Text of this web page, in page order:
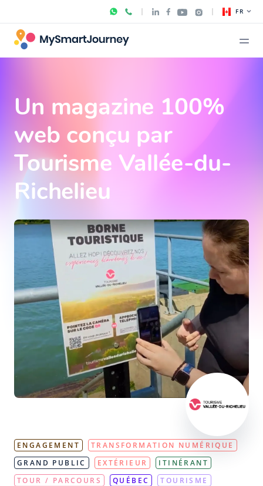
FR
Un magazine 100%
web conçu par
Tourisme Vallée-du-
Richelieu
ENGAGEMENT
TRANSFORMATION NUMÉRIQUE
GRAND PUBLIC
EXTÉRIEUR
ITINÉRANT
TOUR / PARCOURS
QUÉBEC
TOURISME